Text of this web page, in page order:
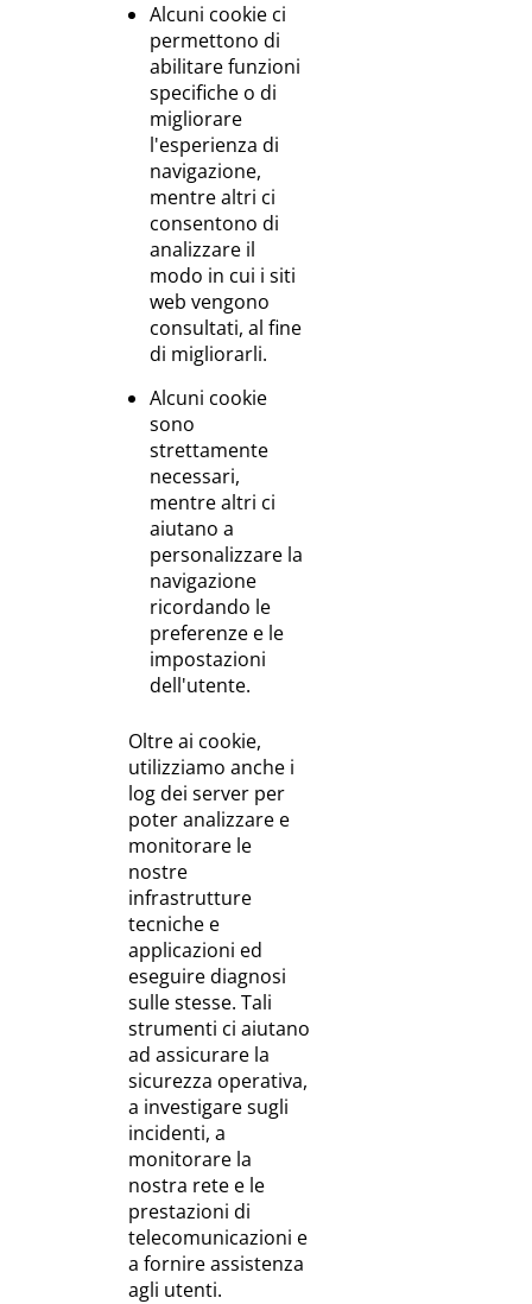
Alcuni cookie ci
permettono di
abilitare funzioni
specifiche o di
migliorare
l'esperienza di
navigazione,
mentre altri ci
consentono di
analizzare il
modo in cui i siti
web vengono
consultati, al fine
di migliorarli.
Alcuni cookie
sono
strettamente
necessari,
mentre altri ci
aiutano a
personalizzare la
navigazione
ricordando le
preferenze e le
impostazioni
dell'utente.
Oltre ai cookie,
utilizziamo anche i
log dei server per
poter analizzare e
monitorare le
nostre
infrastrutture
tecniche e
applicazioni ed
eseguire diagnosi
sulle stesse. Tali
strumenti ci aiutano
ad assicurare la
sicurezza operativa,
a investigare sugli
incidenti, a
monitorare la
nostra rete e le
prestazioni di
telecomunicazioni e
a fornire assistenza
agli utenti.